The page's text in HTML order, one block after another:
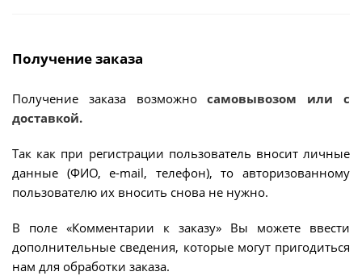
Получение заказа
Получение заказа возможносамовывозом или с
доставкой.
Так как при регистрации пользователь вносит личные
данные (ФИО, e-mail, телефон), то авторизованному
пользователю их вносить снова не нужно.
В поле «Комментарии к заказу» Вы можете ввести
дополнительные сведения, которые могут пригодиться
нам для обработки заказа.